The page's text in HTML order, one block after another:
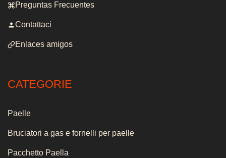
Preguntas Frecuentes
Contattaci
Enlaces amigos
CATEGORIE
Paelle
Bruciatori a gas e fornelli per paelle
Pacchetto Paella